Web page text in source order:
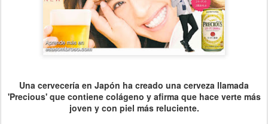
Una cervecería en Japón ha creado una cerveza llamada
'Precious' que contiene colágeno y afirma que hace verte más
joven y con piel más reluciente.